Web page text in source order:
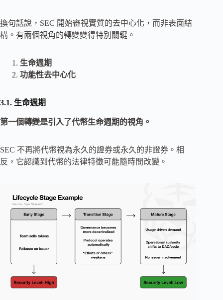
換句話說，SEC 開始審視實質的去中心化，而非表面結
構。有兩個視角的轉變變得特別關鍵。
生命週期
功能性去中心化
3.1. 生命週期
第一個轉變是引入了代幣生命週期的視角。
SEC 不再將代幣視為永久的證券或永久的非證券。相
反，它認識到代幣的法律特徵可能隨時間改變。